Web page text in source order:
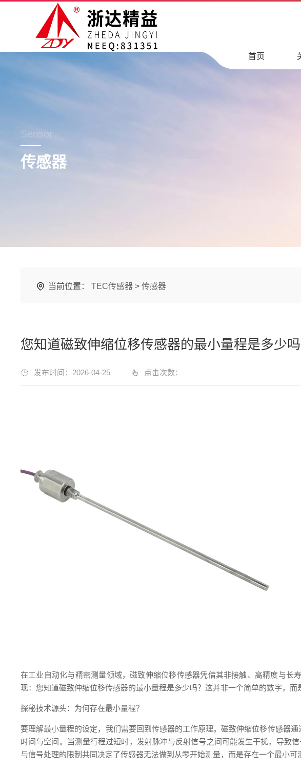
首页
Sensor
传感器
当前位置： TEC传感器 > 传感器
您知道磁致伸缩位移传感器的最小量程是多少吗
发布时间：2026-04-25 点击次数：
在工业自动化与精密测量领域，磁致伸缩位移传感器凭借其非接触、高精度与
现：您知道磁致伸缩位移传感器的最小量程是多少吗？这并非一个简单的数字，
探秘技术源头：为何存在最小量程？
要理解最小量程的设定，我们需要回到传感器的工作原理。磁致伸缩位移传感器
时间与空间。当测量行程过短时，发射脉冲与反射信号之间可能发生干扰，导致
与信号处理的限制共同决定了传感器无法做到从零开始测量，而是存在一个最小可